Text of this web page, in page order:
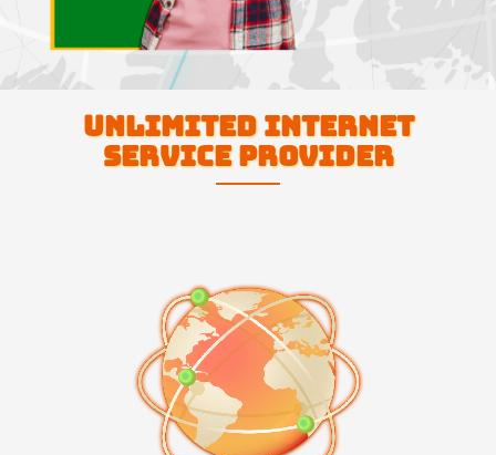
UNLIMITED INTERNET
SERVICE PROVIDER